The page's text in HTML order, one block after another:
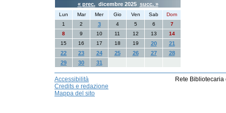
« prec.dicembre 2025 succ. »
Lun Mar Mer Gio Ven Sab
Dom
1
2 3 4 5 6
7
8
9 10 11 12 13
14
15
16 17 18 19 20
21
22
23 24 25 26 27
28
29
30 31
Accessibilità
Credits e redazione
Mappa del sito
Rete